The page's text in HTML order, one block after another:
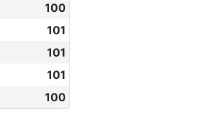
100
101
101
101
100